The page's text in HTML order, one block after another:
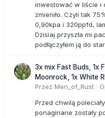
inwestować w liście i
zmieniło. Czyli tak
0,90kpa i 320ppfd,
Dzisiaj przyszła mi
podłączyłem ją do
3x mix Fast Buds, 1x
Moonrock, 1x White
Przez Men_of_Rust ·
Przed chwilą
ponaginane zostały